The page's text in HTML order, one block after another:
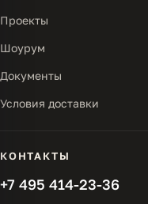
Проекты
Шоурум
Документы
Условия доставки
КОНТАКТЫ
+7 495 414-23-36